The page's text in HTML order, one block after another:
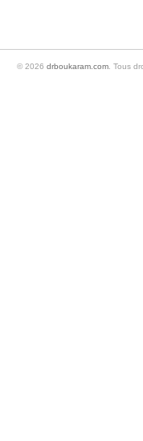
© 2026 drboukaram.com . Tous